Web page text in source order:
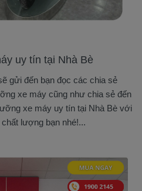
uy tín tại Nhà Bè
gửi đến bạn đọc các chia sẻ
xe máy cũng như chia sẻ đến
xe máy uy tín tại Nhà Bè với
lượng bạn nhé!...